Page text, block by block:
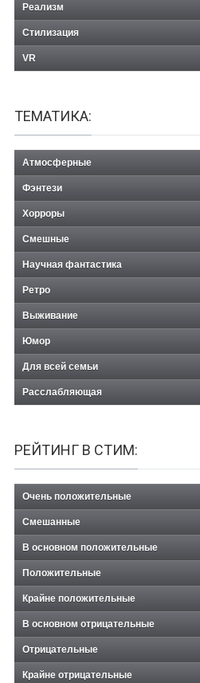
Реализм
Стилизация
VR
ТЕМАТИКА:
Атмосферные
Фэнтези
Хорроры
Смешные
Научная фантастика
Ретро
Выживание
Юмор
Для всей семьи
Расслабляющая
РЕЙТИНГ В СТИМ:
Очень положительные
Смешанные
В основном положительные
Положительные
Крайне положительные
В основном отрицательные
Отрицательные
Крайне отрицательные